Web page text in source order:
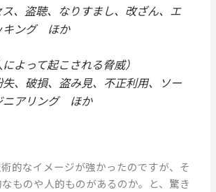
、盗聴、なりすまし、改ざん、エ
キング ほか
よって起こされる脅威）
、破損、盗み見、不正利用、ソー
ニアリング ほか
的なイメージが強かったのですが、そ
ものや人的ものがあるのか。と、驚き